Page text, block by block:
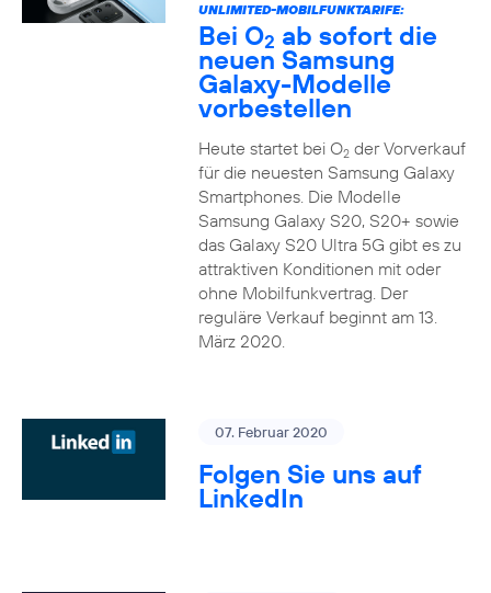
UNLIMITED-MOBILFUNKTARIFE:
Bei O2 ab sofort die
neuen Samsung
Galaxy-Modelle
vorbestellen
Heute startet bei O2der Vorverkauf
für die neuesten Samsung Galaxy
Smartphones. Die Modelle
Samsung Galaxy S20, S20+ sowie
das Galaxy S20 Ultra 5G gibt es zu
attraktiven Konditionen mit oder
ohne Mobilfunkvertrag. Der
reguläre Verkauf beginnt am 13.
März 2020.
07. Februar 2020
Folgen Sie uns auf
LinkedIn